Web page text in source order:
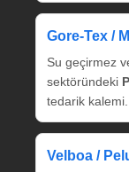
Gore‑Tex /
Su geçirmez
sektöründeki
tedarik kalemi.
Velboa /